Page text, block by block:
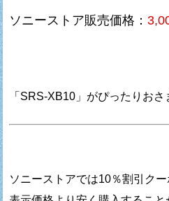
ソニーストア販売価格：
「SRS-XB10」がぴったりお
ソニーストアでは10％割引ク